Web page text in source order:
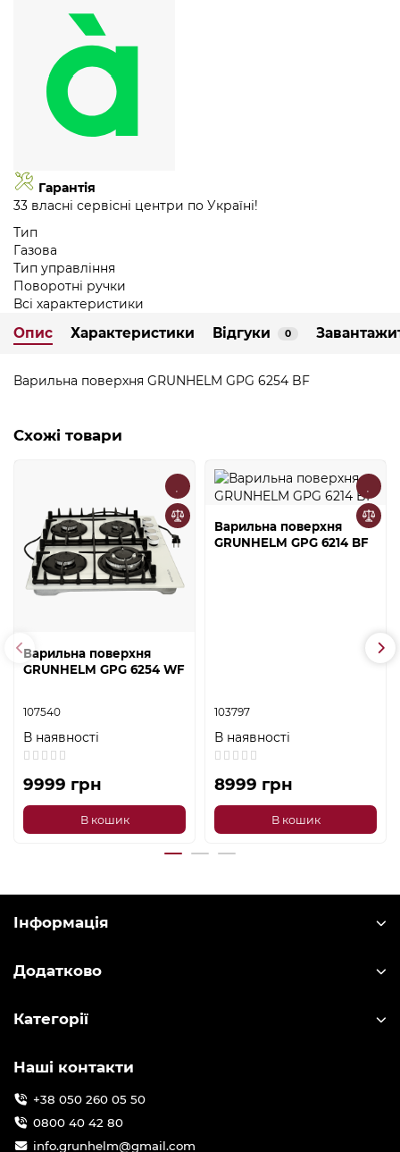
Гарантія
33 власні сервісні центри по Україні!
Тип
Газова
Тип управління
Поворотні ручки
Всі характеристики
Опис Характеристики Відгуки 0
Варильна поверхня GRUNHELM GPG 6254 BF
Схожі товари
Варильна поверхня
GRUNHELM GPG 6254 WF
107540
В наявності
9999 грн
В кошик
Варильна поверхня
GRUNHELM GPG 6214 BF
103797
В наявності
8999 грн
В кошик
Інформація
Додатково
Категорії
Наші контакти
+38 050 260 05 50
0800 40 42 80
info.grunhelm@gmail.com